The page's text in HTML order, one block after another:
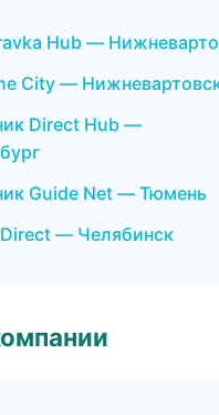
Hub —
City —
Direct Hub —
Guide Net — Тюмень
— Челябинск